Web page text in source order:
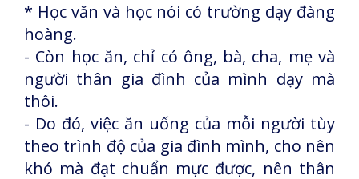
* Học văn và học nói có trường dạy đàng
hoàng.
- Còn học ăn, chỉ có ông, bà, cha, mẹ và
người thân gia đình của mình dạy mà
thôi.
- Do đó, việc ăn uống của mỗi người tùy
theo trình độ của gia đình mình, cho nên
khó mà đạt chuẩn mực được, nên thân